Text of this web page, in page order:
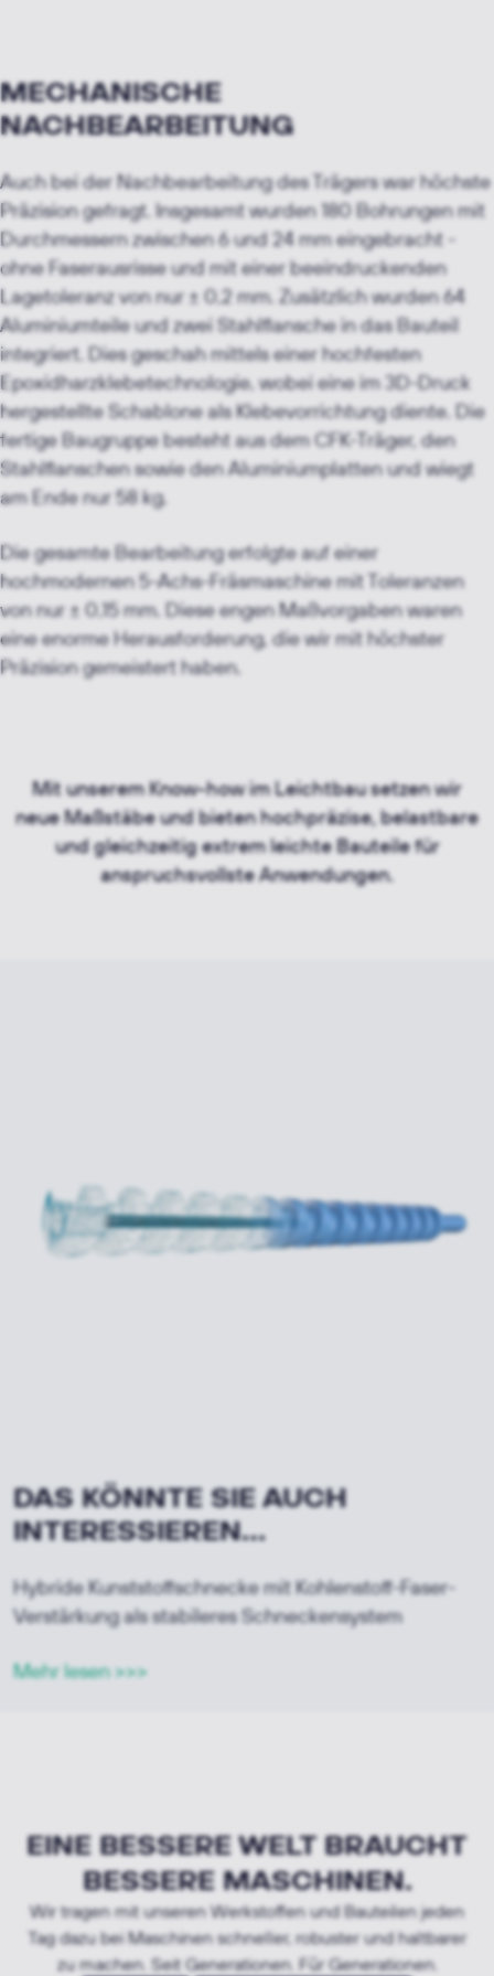
MECHANISCHE
NACHBEARBEITUNG
Auch bei der Nachbearbeitung des Trägers war höchste
Präzision gefragt. Insgesamt wurden 180 Bohrungen mit
Durchmessern zwischen 6 und 24 mm eingebracht -
ohne Faserausrisse und mit einer beeindruckenden
Lagetoleranz von nur ± 0,2 mm. Zusätzlich wurden 64
Aluminiumteile und zwei Stahlflansche in das Bauteil
integriert. Dies geschah mittels einer hochfesten
Epoxidharzklebetechnologie, wobei eine im 3D-Druck
hergestellte Schablone als Klebevorrichtung diente. Die
fertige Baugruppe besteht aus dem CFK-Träger, den
Stahlflanschen sowie den Aluminiumplatten und wiegt
am Ende nur 58 kg.
Die gesamte Bearbeitung erfolgte auf einer
hochmodernen 5-Achs-Fräsmaschine mit Toleranzen
von nur ± 0,15 mm. Diese engen Maßvorgaben waren
eine enorme Herausforderung, die wir mit höchster
Präzision gemeistert haben.
Mit unserem Know-how im Leichtbau setzen wir
neue Maßstäbe und bieten hochpräzise, belastbare
und gleichzeitig extrem leichte Bauteile für
anspruchsvollste Anwendungen.
DAS KÖNNTE SIE AUCH
INTERESSIEREN...
Hybride Kunststoffschnecke mit Kohlenstoff-Faser-
Verstärkung als stabileres Schneckensystem
Mehr lesen >>>
EINE BESSERE WELT BRAUCHT
BESSERE MASCHINEN.
Wir tragen mit unseren Werkstoffen und Bauteilen jeden
Tag dazu bei Maschinen schneller, robuster und haltbarer
zu machen. Seit Generationen. Für Generationen.